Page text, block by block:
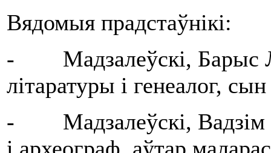
Вядомыя прадстаўнікі:
- Мадзалеўскі, Барыс
літаратуры і генеалог,
- Мадзалеўскі, Вадзім